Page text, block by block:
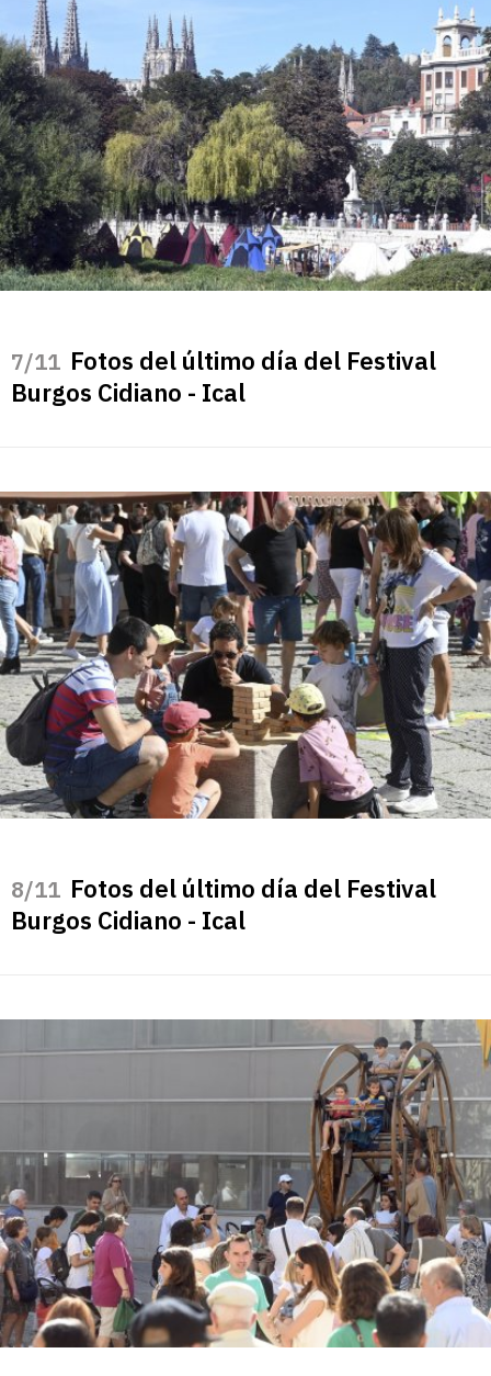
/11 Fotos del último día del Festival
Burgos Cidiano - Ical
/11 Fotos del último día del Festival
Burgos Cidiano - Ical